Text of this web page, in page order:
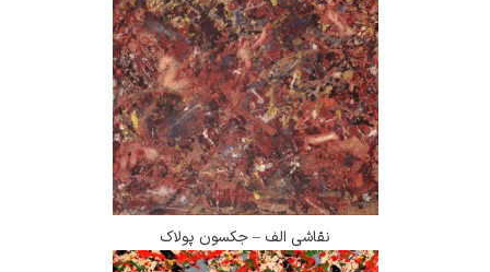
نقاشی الف – جکسون پولاک